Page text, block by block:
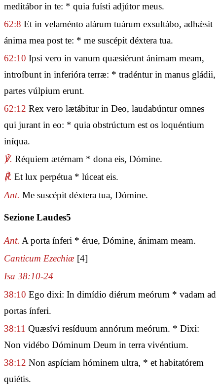
meditábor in te: * quia fuísti adjútor meus.
62:8 Et in velaménto alárum tuárum exsultábo, adhǽsit
ánima mea post te: * me suscépit déxtera tua.
62:10 Ipsi vero in vanum quæsiérunt ánimam meam,
introíbunt in inferióra terræ: * tradéntur in manus gládii,
partes vúlpium erunt.
62:12 Rex vero lætábitur in Deo, laudabúntur omnes
qui jurant in eo: * quia obstrúctum est os loquéntium
iníqua.
℣. Réquiem ætérnam * dona eis, Dómine.
℟. Et lux perpétua * lúceat eis.
Ant. Me suscépit déxtera tua, Dómine.
Sezione Laudes5
Ant. A porta ínferi * érue, Dómine, ánimam meam.
Canticum Ezechiæ [4]
Isa 38:10-24
38:10 Ego dixi: In dimídio diérum meórum * vadam ad
portas ínferi.
38:11 Quæsívi resíduum annórum meórum. * Dixi:
Non vidébo Dóminum Deum in terra vivéntium.
38:12 Non aspíciam hóminem ultra, * et habitatórem
quiétis.